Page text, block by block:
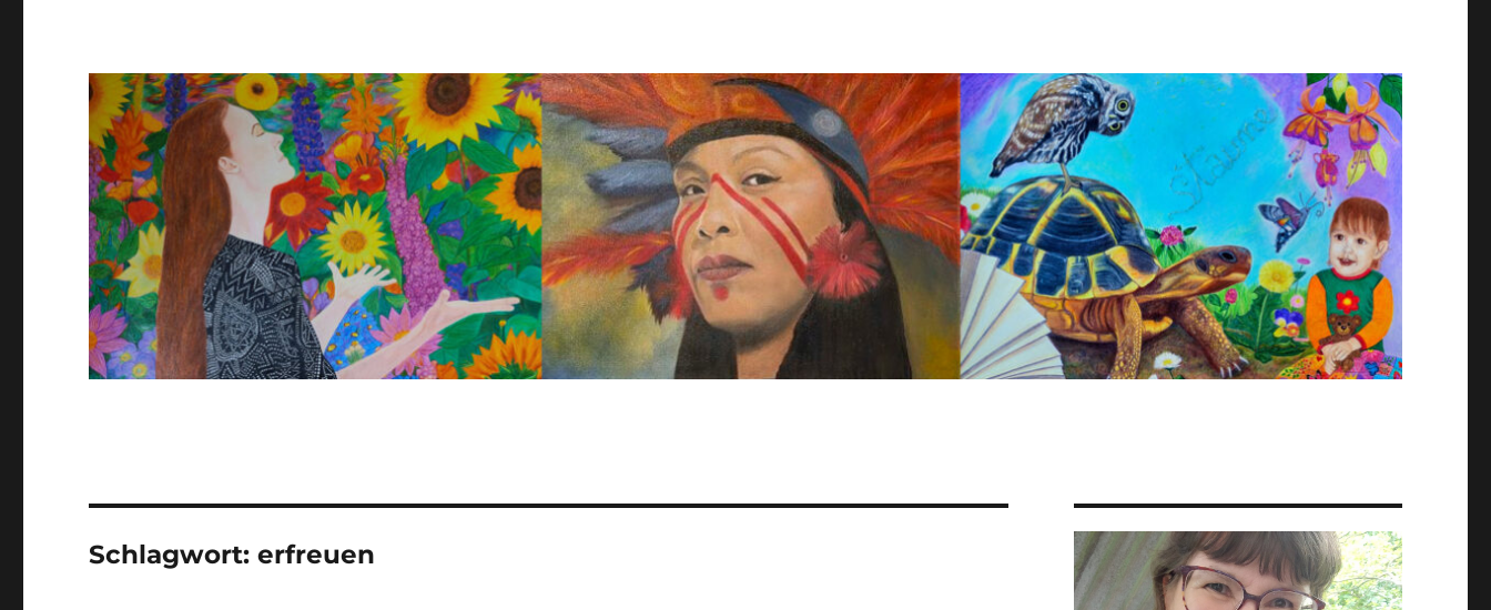
Schlagwort:erfreuen